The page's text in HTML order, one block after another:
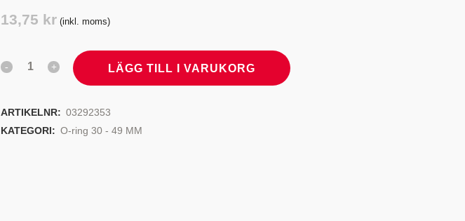
13,75 kr (inkl. moms)
LÄGG TILL I VARUKORG
ARTIKELNR: 03292353
KATEGORI: O-ring 30 - 49 MM